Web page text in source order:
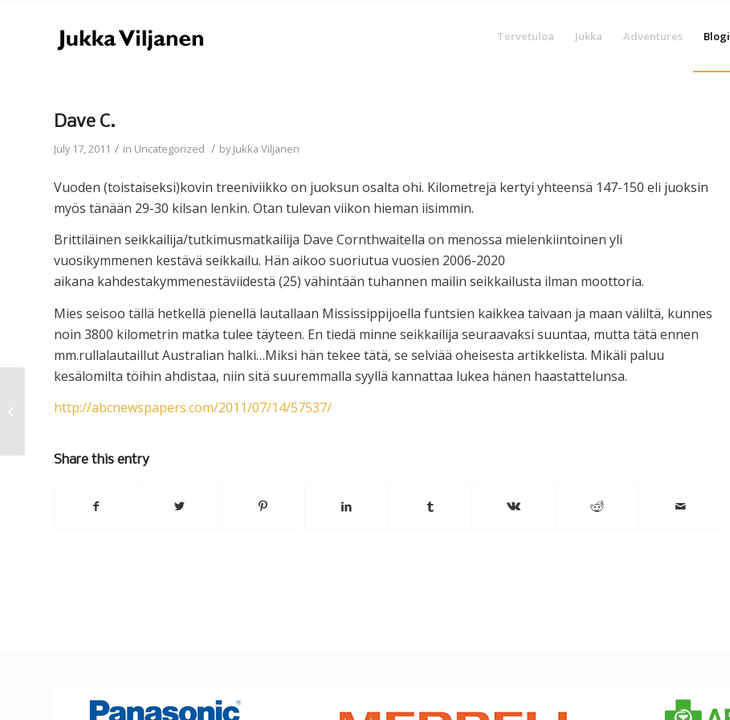
Tervetuloa Jukka Adventures Blogi
Dave C.
July 17, 2011 / in Uncategorized / byJukka Viljanen
Vuoden (toistaiseksi)kovin treeniviikko on juoksun osalta ohi. Kilometrejä kertyi yhteensä 147-150 eli juoksin
myös tänään 29-30 kilsan lenkin. Otan tulevan viikon hieman iisimmin.
Brittiläinen seikkailija/tutkimusmatkailija Dave Cornthwaitella on menossa mielenkiintoinen yli
vuosikymmenen kestävä seikkailu. Hän aikoo suoriutua vuosien 2006-2020
aikana kahdestakymmenestäviidestä (25) vähintään tuhannen mailin seikkailusta ilman moottoria.
Mies seisoo tällä hetkellä pienellä lautallaan Mississippijoella funtsien kaikkea taivaan ja maan väliltä, kunnes
noin 3800 kilometrin matka tulee täyteen. En tiedä minne seikkailija seuraavaksi suuntaa, mutta tätä ennen
mm.rullalautaillut Australian halki…Miksi hän tekee tätä, se selviää oheisesta artikkelista. Mikäli paluu
kesälomilta töihin ahdistaa, niin sitä suuremmalla syyllä kannattaa lukea hänen haastattelunsa.
http://abcnewspapers.com/2011/07/14/57537/
Share this entry